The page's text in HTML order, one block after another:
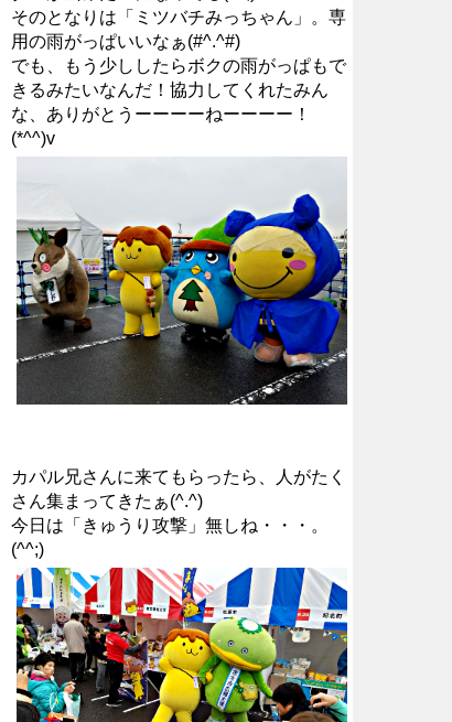
そのとなりは「ミツバチみっちゃん」。専
用の雨がっぱいいなぁ(#^.^#)
でも、もう少ししたらボクの雨がっぱもで
きるみたいなんだ！協力してくれたみん
な、ありがとうーーーーねーーーー！
(*^^)v
カパル兄さんに来てもらったら、人がたく
さん集まってきたぁ(^.^)
今日は「きゅうり攻撃」無しね・・・。
(^^;)